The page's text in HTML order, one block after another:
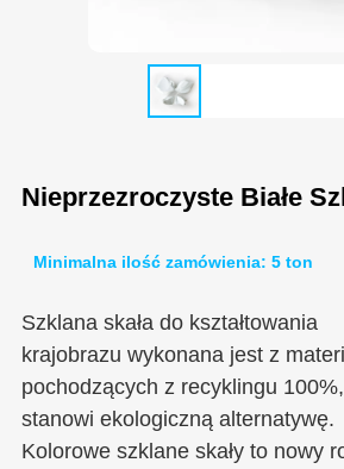
Nieprzezroczyste Białe
Minimalna ilość zamówienia: 5 ton
Szklana skała do kształtowania
krajobrazu wykonana jest z
pochodzących z recyklingu
stanowi ekologiczną alternatywę.
Kolorowe szklane skały to nowy